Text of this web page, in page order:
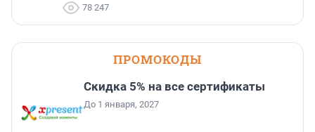
78 247
ПРОМОКОДЫ
Скидка 5% на все сертификаты
До 1 января, 2027